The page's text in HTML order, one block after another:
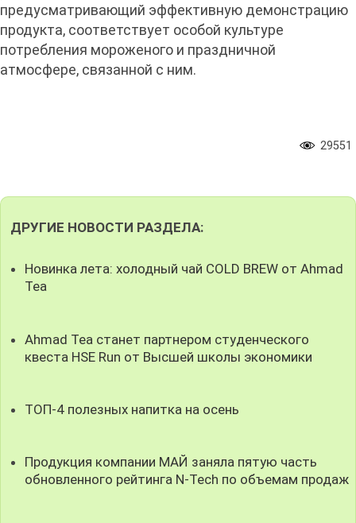
предусматривающий эффективную демонстрацию
продукта, соответствует особой культуре
потребления мороженого и праздничной
атмосфере, связанной с ним.
29551
ДРУГИЕ НОВОСТИ РАЗДЕЛА:
Новинка лета: холодный чай COLD BREW от Ahmad
Tea
Ahmad Tea станет партнером студенческого
квеста HSE Run от Высшей школы экономики
ТОП-4 полезных напитка на осень
Продукция компании МАЙ заняла пятую часть
обновленного рейтинга N-Tech по объемам продаж